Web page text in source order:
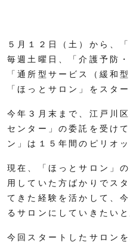
５月１２日（土）から、
毎週土曜日、「介護予防
「通所型サービス（緩和
「ほっとサロン」をスタ
今年３月末まで、江戸川
センター」の委託を受け
ン」は１５年間のピリオ
現在、「ほっとサロン」
用していた方ばかりでス
てきた経験を活かして、
るサロンにしていきたい
今回スタートしたサロン